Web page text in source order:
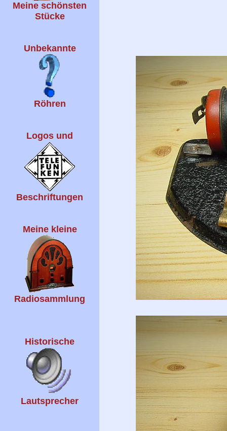
Meine schönsten
Stücke
Unbekannte
Röhren
Logos und
Beschriftungen
Meine kleine
Radiosammlung
Historische
Lautsprecher